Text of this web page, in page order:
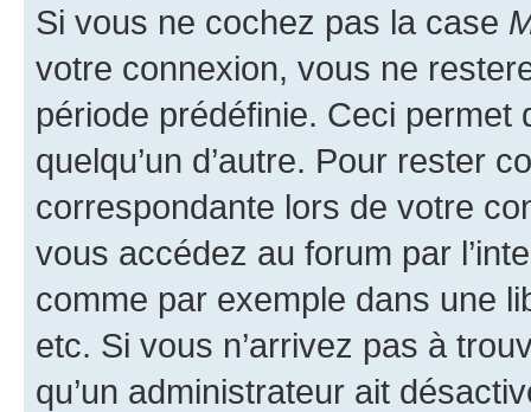
Si vous ne cochez pas la case
votre connexion, vous ne
période prédéfinie. Ceci permet
quelqu’un d’autre. Pour rester
correspondante lors de votre
vous accédez au forum par
comme par exemple dans une
etc. Si vous n’arrivez pas à
qu’un administrateur ait